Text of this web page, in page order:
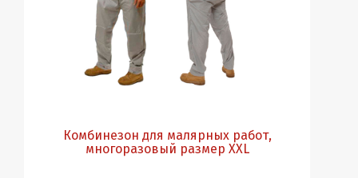
Комбинезон для малярных работ,
многоразовый размер XXL